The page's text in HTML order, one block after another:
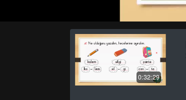
0:32:29